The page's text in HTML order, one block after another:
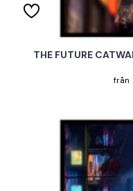
THE FUTURE